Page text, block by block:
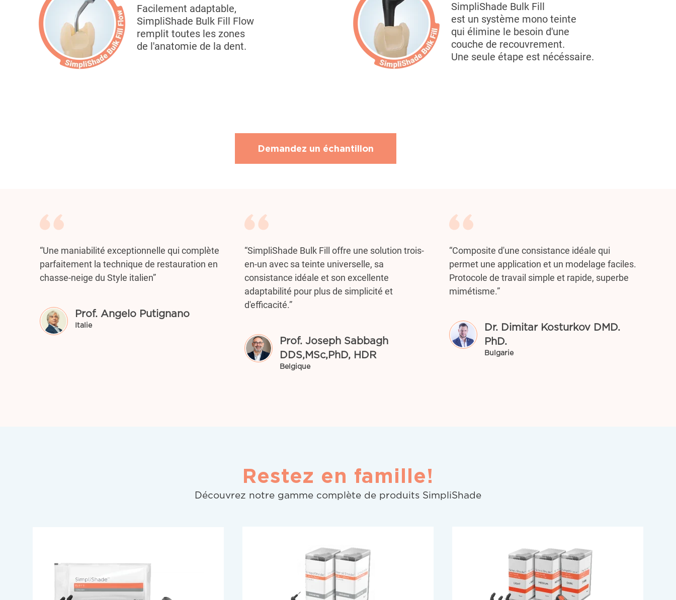
Facilement adaptable,
SimpliShade Bulk Fill Flow
remplit toutes les zones
de l'anatomie de la dent.
SimpliShade Bulk Fill
est un système mono teinte
qui élimine le besoin d'une
couche de recouvrement.
Une seule étape est nécéssaire.
Demandez un échantillon
“Une maniabilité exceptionnelle qui complète
parfaitement la technique de restauration en
chasse-neige du Style italien”
Prof. Angelo Putignano
Italie
“SimpliShade Bulk Fill offre une solution trois-
en-un avec sa teinte universelle, sa
consistance idéale et son excellente
adaptabilité pour plus de simplicité et
d'efficacité.”
Prof. Joseph Sabbagh
DDS,MSc,PhD, HDR
Belgique
“Composite d'une consistance idéale qui
permet une application et un modelage faciles.
Protocole de travail simple et rapide, superbe
mimétisme.”
Dr. Dimitar Kosturkov DMD.
PhD.
Bulgarie
Restez en famille!
Découvrez notre gamme complète de produits SimpliShade